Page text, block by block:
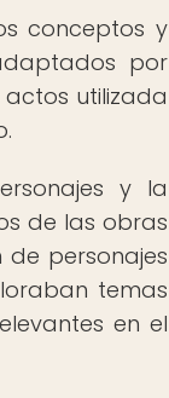
conceptos y
por
utilizada
y la
de las obras
personajes
temas
en el